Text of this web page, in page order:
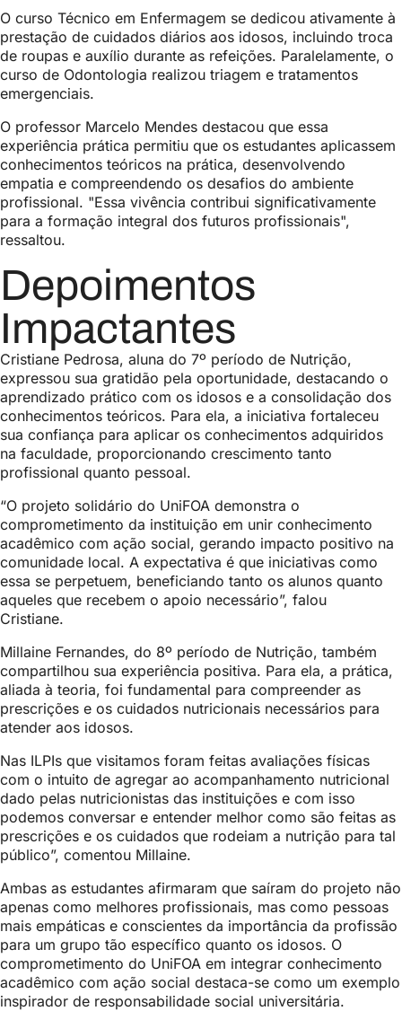
O curso Técnico em Enfermagem se dedicou ativamente à
prestação de cuidados diários aos idosos, incluindo troca
de roupas e auxílio durante as refeições. Paralelamente, o
curso de Odontologia realizou triagem e tratamentos
emergenciais.
O professor Marcelo Mendes destacou que essa
experiência prática permitiu que os estudantes aplicassem
conhecimentos teóricos na prática, desenvolvendo
empatia e compreendendo os desafios do ambiente
profissional. "Essa vivência contribui significativamente
para a formação integral dos futuros profissionais",
ressaltou.
Depoimentos
Impactantes
Cristiane Pedrosa, aluna do 7º período de Nutrição,
expressou sua gratidão pela oportunidade, destacando o
aprendizado prático com os idosos e a consolidação dos
conhecimentos teóricos. Para ela, a iniciativa fortaleceu
sua confiança para aplicar os conhecimentos adquiridos
na faculdade, proporcionando crescimento tanto
profissional quanto pessoal.
“O projeto solidário do UniFOA demonstra o
comprometimento da instituição em unir conhecimento
acadêmico com ação social, gerando impacto positivo na
comunidade local. A expectativa é que iniciativas como
essa se perpetuem, beneficiando tanto os alunos quanto
aqueles que recebem o apoio necessário”, falou
Cristiane.
Millaine Fernandes, do 8º período de Nutrição, também
compartilhou sua experiência positiva. Para ela, a prática,
aliada à teoria, foi fundamental para compreender as
prescrições e os cuidados nutricionais necessários para
atender aos idosos.
Nas ILPIs que visitamos foram feitas avaliações físicas
com o intuito de agregar ao acompanhamento nutricional
dado pelas nutricionistas das instituições e com isso
podemos conversar e entender melhor como são feitas as
prescrições e os cuidados que rodeiam a nutrição para tal
público”, comentou Millaine.
Ambas as estudantes afirmaram que saíram do projeto não
apenas como melhores profissionais, mas como pessoas
mais empáticas e conscientes da importância da profissão
para um grupo tão específico quanto os idosos. O
comprometimento do UniFOA em integrar conhecimento
acadêmico com ação social destaca-se como um exemplo
inspirador de responsabilidade social universitária.